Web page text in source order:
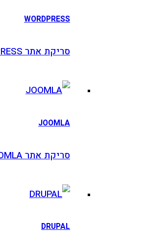
WORDPRESS
סריקת אתר WORDPRESS
JOOMLA
סריקת אתר JOOMLA
DRUPAL